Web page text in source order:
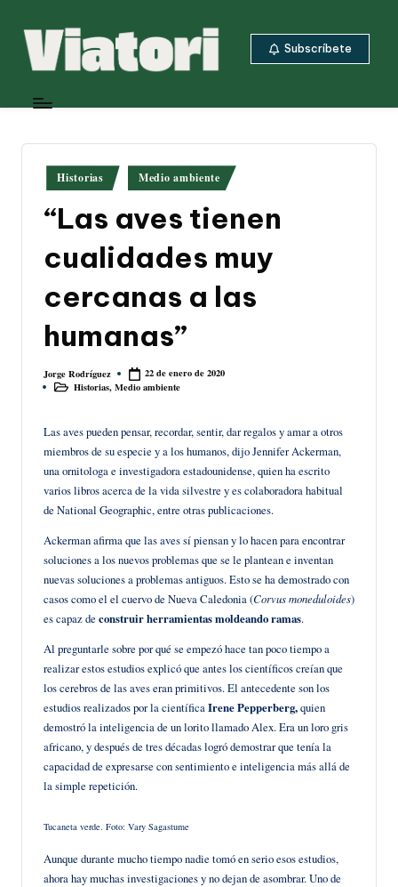
Saltar
a
ambiental
climático
desde
Centroamérica
Subscríbete
Publicado
en
Historias Medio ambiente
“Las aves tienen
cualidades muy
cercanas a las
humanas”
Publicado
por
Jorge Rodríguez
22 de enero de 2020
PublicadoHistorias,Medio ambiente
Las aves pueden pensar, recordar, sentir, dar regalos y amar a otros
miembros de su especie y a los humanos, dijo Jennifer Ackerman,
una ornitologa e investigadora estadounidense, quien ha escrito
varios libros acerca de la vida silvestre y es colaboradora habitual
de National Geographic, entre otras publicaciones.
Ackerman afirma que las aves sí piensan y lo hacen para encontrar
soluciones a los nuevos problemas que se le plantean e inventan
nuevas soluciones a problemas antiguos. Esto se ha demostrado con
casos como el el cuervo de Nueva Caledonia (Corvus moneduloides)
es capaz de construir herramientas moldeando ramas.
Al preguntarle sobre por qué se empezó hace tan poco tiempo a
realizar estos estudios explicó que antes los científicos creían que
los cerebros de las aves eran primitivos. El antecedente son los
estudios realizados por la científicaIrene Pepperberg,quien
demostró la inteligencia de un lorito llamado Alex. Era un loro gris
africano, y después de tres décadas logró demostrar que tenía la
capacidad de expresarse con sentimiento e inteligencia más allá de
la simple repetición.
Tucaneta verde. Foto: Vary Sagastume
Aunque durante mucho tiempo nadie tomó en serio esos estudios,
ahora hay muchas investigaciones y no dejan de asombrar. Uno de